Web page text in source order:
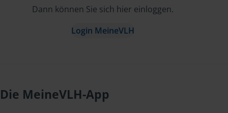
Dann können Sie sich hier einloggen.
Login MeineVLH
Die MeineVLH-App